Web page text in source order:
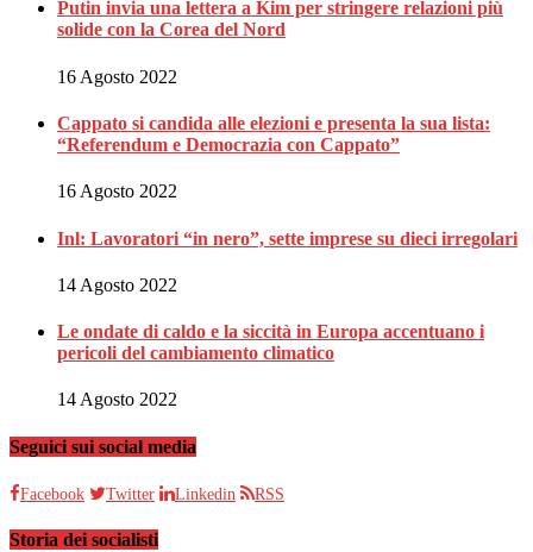
Putin invia una lettera a Kim per stringere relazioni più
solide con la Corea del Nord
16 Agosto 2022
Cappato si candida alle elezioni e presenta la sua lista:
“Referendum e Democrazia con Cappato”
16 Agosto 2022
Inl: Lavoratori “in nero”, sette imprese su dieci irregolari
14 Agosto 2022
Le ondate di caldo e la siccità in Europa accentuano i
pericoli del cambiamento climatico
14 Agosto 2022
Seguici sui social media
Facebook Twitter Linkedin RSS
Storia dei socialisti